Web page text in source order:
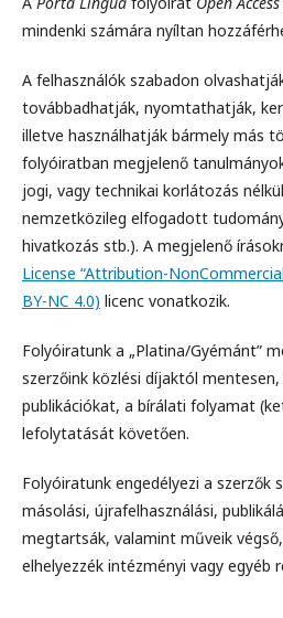
mindenki számára nyíltan
A felhasználók szabadon
továbbadhatják, nyomtathatják,
illetve használhatják bármely más
folyóiratban megjelenő
jogi, vagy technikai korlátozás
nemzetközileg elfogadott
hivatkozás stb.). A megjelenő
License “Attribution-
BY-NC 4.0) licenc vonatkozik.
Folyóiratunk a „Platina/Gyémánt”
szerzőink közlési díjaktól
publikációkat, a bírálati folyamat
lefolytatását követően.
Folyóiratunk engedélyezi a szerzők
másolási, újrafelhasználási,
megtartsák, valamint műveik
elhelyezzék intézményi vagy egyéb